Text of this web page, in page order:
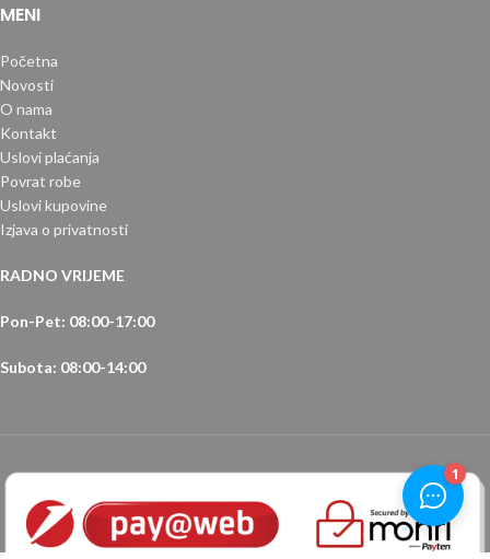
MENI
Početna
Novosti
O nama
Kontakt
Uslovi plaćanja
Povrat robe
Uslovi kupovine
Izjava o privatnosti
RADNO VRIJEME
Pon-Pet: 08:00-17:00
Subota: 08:00-14:00